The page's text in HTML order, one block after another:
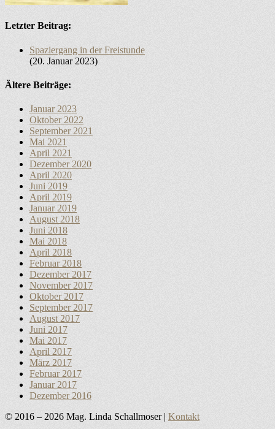
Letzter Beitrag:
Spaziergang in der Freistunde
20. Januar 2023
Ältere Beiträge:
Januar 2023
Oktober 2022
September 2021
Mai 2021
April 2021
Dezember 2020
April 2020
Juni 2019
April 2019
Januar 2019
August 2018
Juni 2018
Mai 2018
April 2018
Februar 2018
Dezember 2017
November 2017
Oktober 2017
September 2017
August 2017
Juni 2017
Mai 2017
April 2017
März 2017
Februar 2017
Januar 2017
Dezember 2016
© 2016 – 2026 Mag. Linda Schallmoser | Kontakt